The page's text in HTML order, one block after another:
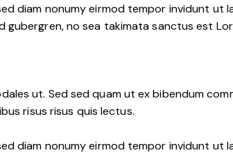
diam nonumy eirmod tempor invidunt
no sea takimata sanctus est
ut. Sed sed quam ut ex bibendum
risus risus quis lectus.
diam nonumy eirmod tempor invidunt